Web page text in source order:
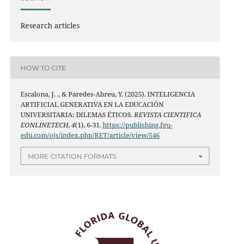
Research articles
HOW TO CITE
Escalona, J. ., & Paredes-Abreu, Y. (2025). INTELIGENCIA
ARTIFICIAL GENERATIVA EN LA EDUCACIÓN
UNIVERSITARIA: DILEMAS ÉTICOS.REVISTA CIENTIFICA
EONLINETECH,4(1), 6-31.https://publishing.fgu-
edu.com/ojs/index.php/RET/article/view/546
MORE CITATION FORMATS